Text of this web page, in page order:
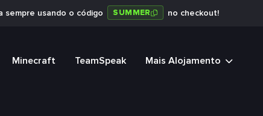
sempre usando o código SUMMER no checkout!
Minecraft TeamSpeak Mais Alojamento